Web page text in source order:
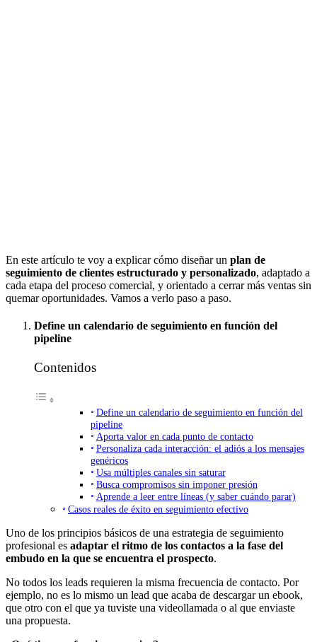
En este artículo te voy a explicar cómo diseñar un plan de
seguimiento de clientes estructurado y personalizado, adaptado a
cada etapa del proceso comercial, y orientado a cerrar más ventas sin
quemar oportunidades. Vamos a verlo paso a paso.
Define un calendario de seguimiento en función del
pipeline
Contenidos
Define un calendario de seguimiento en función del
pipeline
Aporta valor en cada punto de contacto
Personaliza cada interacción: el adiós a los mensajes
genéricos
Usa múltiples canales sin saturar
Busca compromisos sin imponer presión
Aprende a leer entre líneas (y saber cuándo parar)
Casos reales de éxito en seguimiento efectivo
Uno de los principios básicos de una estrategia de seguimiento
profesional es adaptar el ritmo de los contactos a la fase del
embudo en la que se encuentra el prospecto.
No todos los leads requieren la misma frecuencia de contacto. Por
ejemplo, no es lo mismo un lead que acaba de descargar un ebook,
que otro con el que ya tuviste una videollamada o al que enviaste
una propuesta.